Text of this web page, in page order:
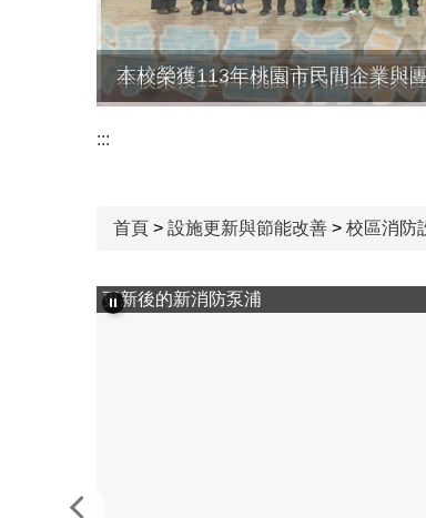
本校榮獲113年桃園市民間企業與
:::
首頁 > 設施更新與節能改善 > 校區消防
更新後的火警報警器組